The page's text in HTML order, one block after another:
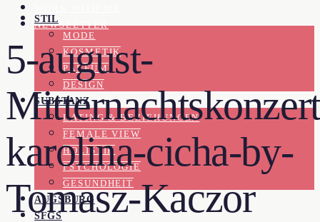
NEWSLETTER
STIL
MODE
KOSMETIK
PARFUM
DESIGN
SUBSTANZ
DATING & BEZIEHUNGEN
FEMALE VIEW
HOLISTIK
PSYCHOLOGIE
GESUNDHEIT
AUGSBURG
SFGS
5-august-
karolina-cicha-by-
Tomasz-Kaczor